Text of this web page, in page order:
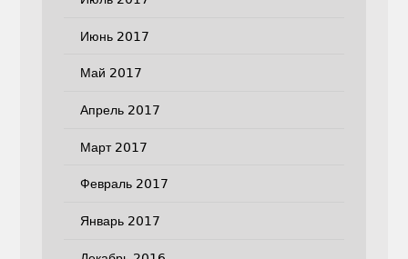
Июнь 2017
Май 2017
Апрель 2017
Март 2017
Февраль 2017
Январь 2017